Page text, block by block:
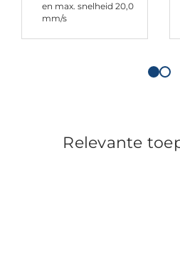
en max. snelheid 20,0
mm/s
Relevante